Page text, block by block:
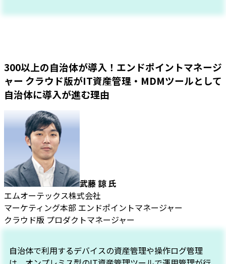
300以上の自治体が導入！エンドポイントマネージ
ャー クラウド版がIT資産管理・MDMツールとして
自治体に導入が進む理由
武藤 諒 氏
エムオーテックス株式会社
マーケティング本部 エンドポイントマネージャー
クラウド版 プロダクトマネージャー
自治体で利用するデバイスの資産管理や操作ログ管理